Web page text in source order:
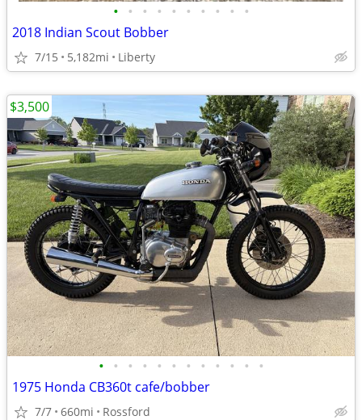
• • • • • • • • • •
2018 Indian Scout Bobber
7/15 5,182mi Liberty
• • • • • • • • • • • •
1975 Honda CB360t cafe/bobber
7/7 660mi Rossford
$3,500